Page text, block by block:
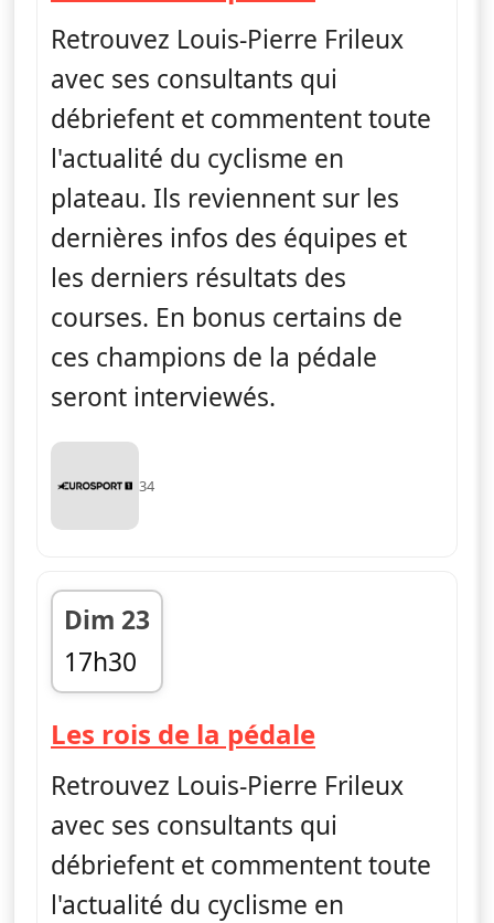
Retrouvez Louis-Pierre Frileux
avec ses consultants qui
débriefent et commentent toute
l'actualité du cyclisme en
plateau. Ils reviennent sur les
dernières infos des équipes et
les derniers résultats des
courses. En bonus certains de
ces champions de la pédale
seront interviewés.
34
Dim 23
17h30
fin 18h00
Les rois de la pédale— Les rois de
Retrouvez Louis-Pierre Frileux
avec ses consultants qui
débriefent et commentent toute
l'actualité du cyclisme en